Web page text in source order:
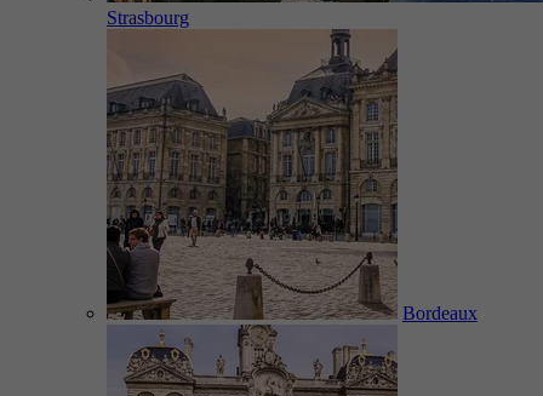
Strasbourg
Bordeaux